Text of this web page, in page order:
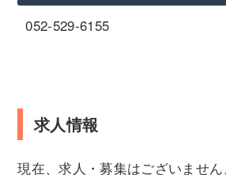
052-529-6155
求人情報
現在、求人・募集はございません